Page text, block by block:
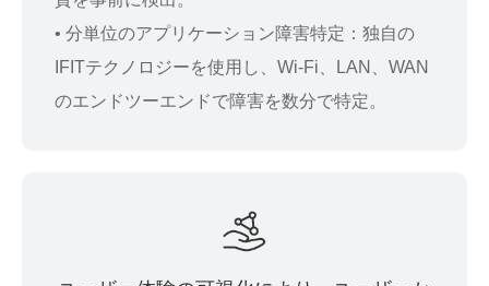
• 分単位のアプリケーション障害特定：独自の
IFITテクノロジーを使用し、Wi-Fi、LAN、WAN
のエンドツーエンドで障害を数分で特定。